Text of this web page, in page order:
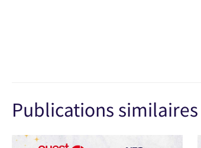
Publications similaires